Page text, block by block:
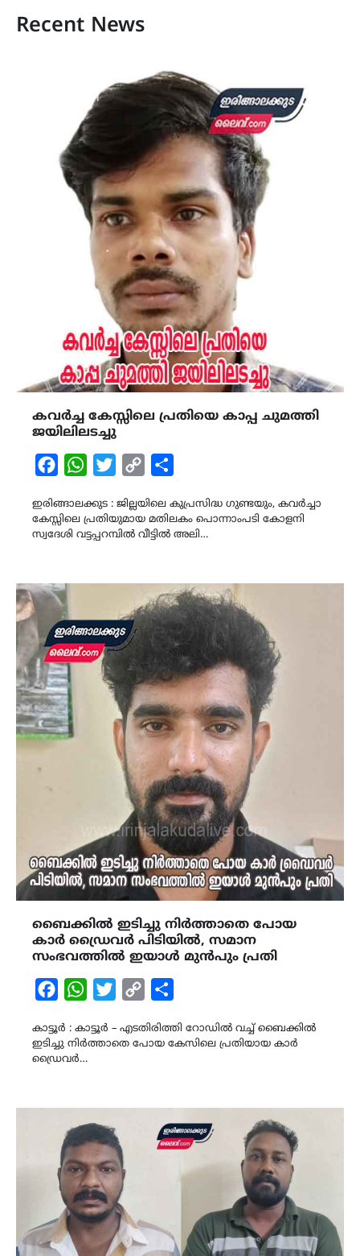
Recent News
കവര്‍ച്ച കേസ്സിലെ പ്രതിയെ കാപ്പ ചുമത്തി
ജയിലിലടച്ചു
FacebookWhatsAppTwitterCopy
ഇരിങ്ങാലക്കുട : ജില്ലയിലെ കുപ്രസിദ്ധ ഗുണ്ടയും, കവര്‍ച്ചാ
കേസ്സിലെ പ്രതിയുമായ മതിലകം പൊന്നാംപടി കോളനി
സ്വദേശി വട്ടപ്പറമ്പില്‍ വീട്ടില്‍ അലി…
ബൈക്കിൽ ഇടിച്ചു നിർത്താതെ പോയ
കാർ ഡ്രൈവർ പിടിയിൽ, സമാന
സംഭവത്തിൽ ഇയാൾ മുൻപും പ്രതി
FacebookWhatsAppTwitterCopy
കാട്ടൂർ : കാട്ടൂർ – എടതിരിത്തി റോഡിൽ വച്ച് ബൈക്കിൽ
ഇടിച്ചു നിർത്താതെ പോയ കേസിലെ പ്രതിയായ കാർ
ഡ്രൈവർ…